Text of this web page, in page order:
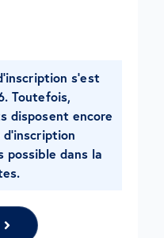
s’est
Toutefois,
disposent encore
possible dans la